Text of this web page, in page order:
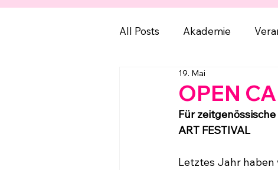
All Posts Akademie
Ferienprogramm
OPEN
19. Mai
Für
ART FESTIVAL
Letztes Jahr haben